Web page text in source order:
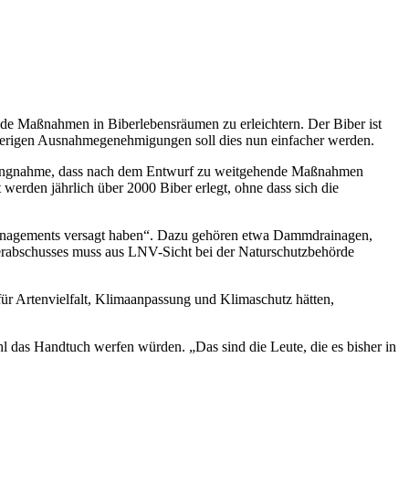
Maßnahmen in Biberlebensräumen zu erleichtern. Der Biber ist
Ausnahmegenehmigungen soll dies nun einfacher werden.
dass nach dem Entwurf zu weitgehende Maßnahmen
jährlich über 2000 Biber erlegt, ohne dass sich die
versagt haben“. Dazu gehören etwa Dammdrainagen,
muss aus LNV-Sicht bei der Naturschutzbehörde
Artenvielfalt, Klimaanpassung und Klimaschutz hätten,
Handtuch werfen würden. „Das sind die Leute, die es bisher in